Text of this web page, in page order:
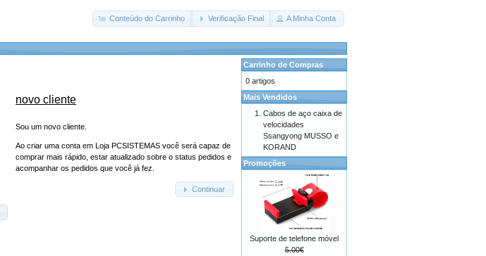
Conteúdo do Carrinho Verificação Final A Minha Conta
novo cliente
Sou um novo cliente.
Ao criar uma conta em Loja PCSISTEMAS você será capaz de
comprar mais rápido, estar atualizado sobre o status pedidos e
acompanhar os pedidos que você já fez.
Continuar
Carrinho de Compras
0 artigos
Mais Vendidos
Cabos de aço caixa de
velocidades
Ssangyong MUSSO e
KORAND
Promoções
Suporte de telefone móvel
5.00€